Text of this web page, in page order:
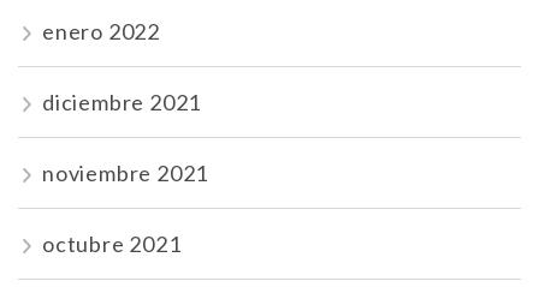
enero 2022
diciembre 2021
noviembre 2021
octubre 2021